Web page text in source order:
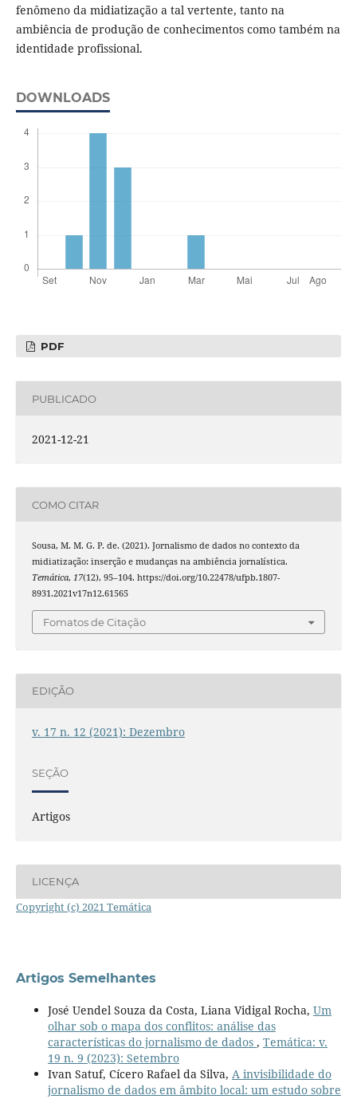
fenômeno da midiatização a tal vertente, tanto na
ambiência de produção de conhecimentos como também na
identidade profissional.
DOWNLOADS
PDF
PUBLICADO
2021-12-21
COMO CITAR
Sousa, M. M. G. P. de. (2021). Jornalismo de dados no contexto da
midiatização: inserção e mudanças na ambiência jornalística.
Temática, 17(12), 95–104. https://doi.org/10.22478/ufpb.1807-
8931.2021v17n12.61565
Fomatos de Citação
EDIÇÃO
v. 17 n. 12 (2021): Dezembro
SEÇÃO
Artigos
LICENÇA
Copyright (c) 2021 Temática
Artigos Semelhantes
José Uendel Souza da Costa, Liana Vidigal Rocha, Um
olhar sob o mapa dos conflitos: análise das
características do jornalismo de dados , Temática: v.
19 n. 9 (2023): Setembro
Ivan Satuf, Cícero Rafael da Silva, A invisibilidade do
jornalismo de dados em âmbito local: um estudo sobre